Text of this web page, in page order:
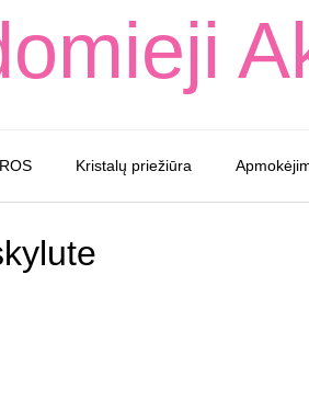
Kristalų priežiūra